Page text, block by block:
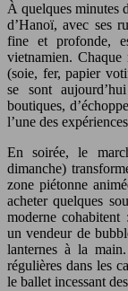
À quelques minutes
d’Hanoï, avec ses
fine et profonde,
vietnamien.
(soie, fer, papier
se sont
boutiques,
l’une des
En soirée, le
dimanche)
zone piétonne
acheter quelques
moderne cohabitent
un vendeur de
lanternes à la
régulières dans les
le ballet incessant